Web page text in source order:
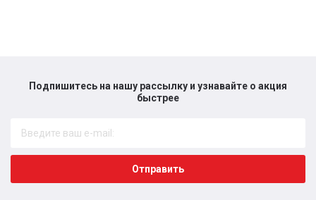
Подпишитесь на нашу рассылку и узнавайте о акция
быстрее​
Отправить